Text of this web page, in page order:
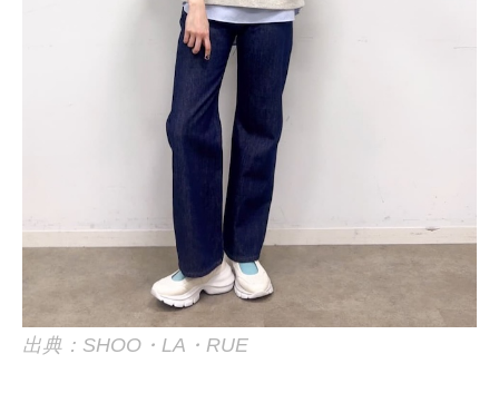
出典：SHOO・LA・RUE